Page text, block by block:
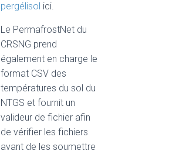
pergélisol ici.
Le PermafrostNet du
CRSNG prend
également en charge le
format CSV des
températures du sol du
NTGS et fournit un
valideur de fichier afin
de vérifier les fichiers
avant de les soumettre